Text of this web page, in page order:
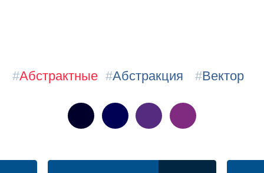
#Абстрактные #Абстракция #Вектор